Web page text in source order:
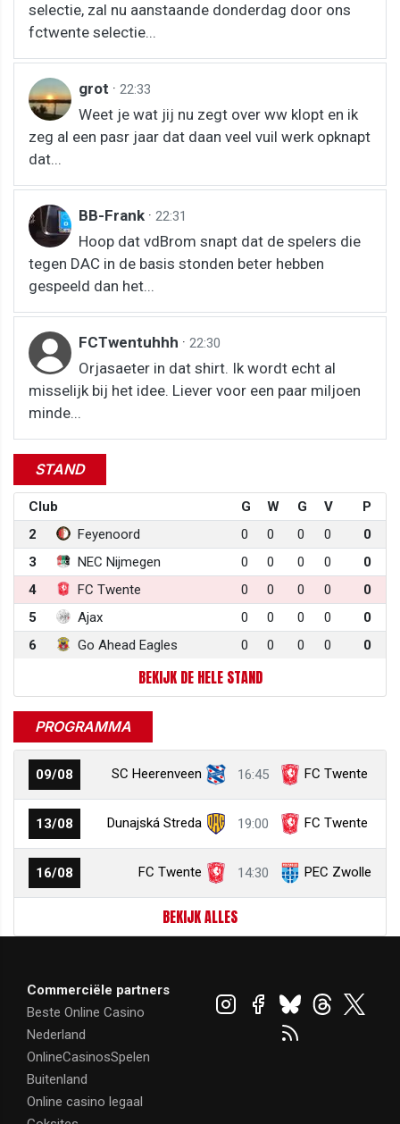
selectie, zal nu aanstaande donderdag door ons
fctwente selectie...
grot · 22:33
Weet je wat jij nu zegt over ww klopt en ik
zeg al een pasr jaar dat daan veel vuil werk opknapt
dat...
BB-Frank · 22:31
Hoop dat vdBrom snapt dat de spelers die
tegen DAC in de basis stonden beter hebben
gespeeld dan het...
FCTwentuhhh · 22:30
Orjasaeter in dat shirt. Ik wordt echt al
misselijk bij het idee. Liever voor een paar miljoen
minde...
STAND
Club G W G V
P
2
Feyenoord 0 0 0 0
0
3
NEC Nijmegen 0 0 0 0
0
4
FC Twente 0 0 0 0
0
5
Ajax 0 0 0 0
0
6
Go Ahead Eagles 0 0 0 0 0
BEKIJK DE HELE STAND
PROGRAMMA
09/08 SC Heerenveen 16:45 FC Twente
13/08 Dunajská Streda 19:00 FC Twente
16/08 FC Twente 14:30 PEC Zwolle
BEKIJK ALLES
Commerciële partners
Beste Online Casino
Nederland
OnlineCasinosSpelen
Buitenland
Online casino legaal